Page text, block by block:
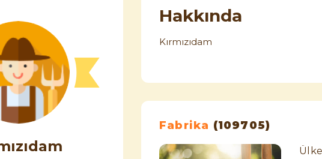
Hakkında
Kırmızıdam
Fabrika (109705)
Ülke